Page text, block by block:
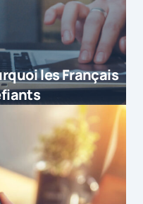
les Français